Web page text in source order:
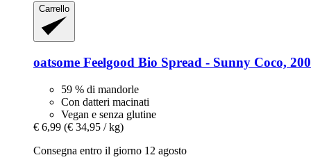
Carrello
oatsome Feelgood Bio Spread -​ Sunny Coco,
59 % di mandorle
Con datteri macinati
Vegan e senza glutine
€ 6,99 (€ 34,95 / kg)
Consegna entro il giorno 12 agosto